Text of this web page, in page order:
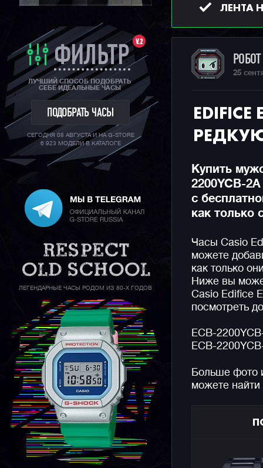
V.2
ФИЛЬТР
ЛУЧШИЙ СПОСОБ ПОДОБРАТЬ
СЕБЕ ИДЕАЛЬНЫЕ ЧАСЫ
ПОДОБРАТЬ ЧАСЫ
СЕГОДНЯ 08 АВГУСТА И НА G-STORE
6 923 МОДЕЛИ В КАТАЛОГЕ
ЛЕГЕНДАРНЫЕ ЧАСЫ РОДОМ ИЗ 80-Х ГОДОВ
ЛЕНТА
25
Купить
2200YCB-
с
как только
Часы Casio
можете
как только
Ниже вы
Casio Edifice
посмотреть
ECB-
ECB-
Больше фото
можете